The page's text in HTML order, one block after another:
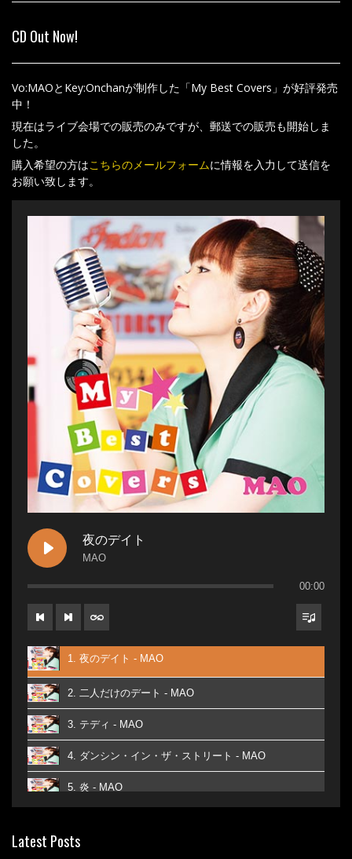
CD Out Now!
Vo:MAOとKey:Onchanが制作した「My Best Covers」が好評発売
中！
現在はライブ会場での販売のみですが、郵送での販売も開始しま
した。
購入希望の方はこちらのメールフォームに情報を入力して送信を
お願い致します。
夜のデイト
MAO
00:00
1. 夜のデイト - MAO
2. 二人だけのデート - MAO
3. テディ - MAO
4. ダンシン・イン・ザ・ストリート - MAO
5. 炎 - MAO
7. ベストフレンド - MAO
Latest Posts